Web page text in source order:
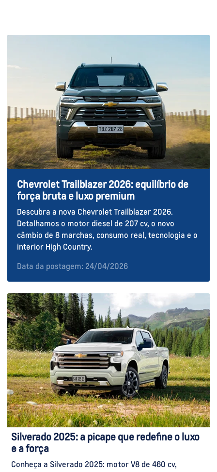
Chevrolet Trailblazer 2026: equilíbrio de
força bruta e luxo premium
Descubra a nova Chevrolet Trailblazer 2026.
Detalhamos o motor diesel de 207 cv, o novo
câmbio de 8 marchas, consumo real, tecnologia e o
interior High Country.
Data da postagem: 24/04/2026
Silverado 2025: a picape que redefine o luxo
e a força
Conheça a Silverado 2025: motor V8 de 460 cv,